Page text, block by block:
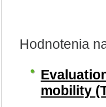
Hodnotenia
mobility